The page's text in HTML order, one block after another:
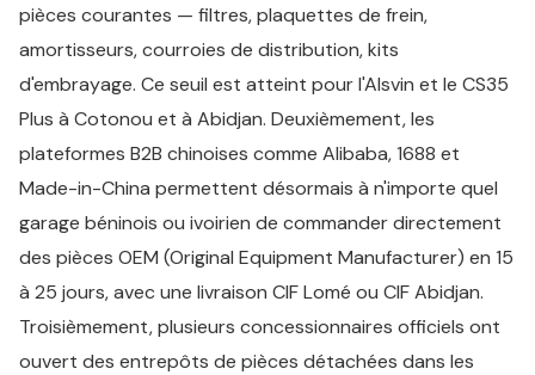
pièces courantes — filtres, plaquettes de frein,
amortisseurs, courroies de distribution, kits
d'embrayage. Ce seuil est atteint pour l'Alsvin et le CS35
Plus à Cotonou et à Abidjan. Deuxièmement, les
plateformes B2B chinoises comme Alibaba, 1688 et
Made-in-China permettent désormais à n'importe quel
garage béninois ou ivoirien de commander directement
des pièces OEM (Original Equipment Manufacturer) en 15
à 25 jours, avec une livraison CIF Lomé ou CIF Abidjan.
Troisièmement, plusieurs concessionnaires officiels ont
ouvert des entrepôts de pièces détachées dans les